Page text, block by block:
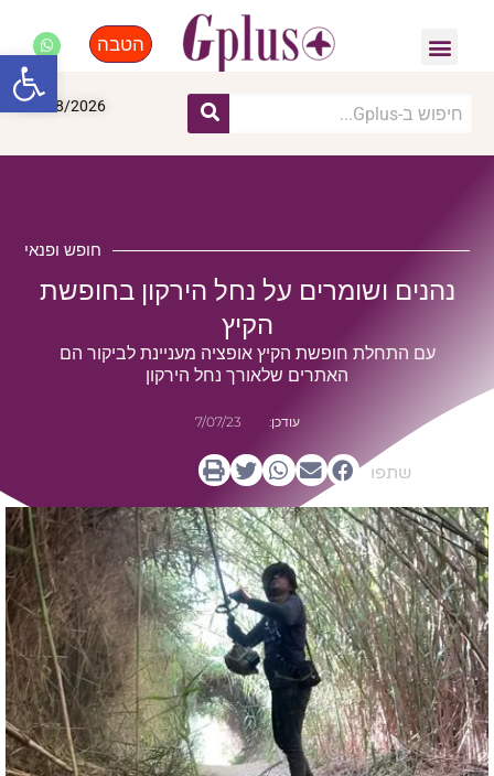
הטבה
06/08/2026
חופש ופנאי
נהנים ושומרים על נחל הירקון בחופשת
הקיץ
עם התחלת חופשת הקיץ אופציה מעניינת לביקור הם
האתרים שלאורך נחל הירקון
עודכן: 7/07/23
שתפו
פתח